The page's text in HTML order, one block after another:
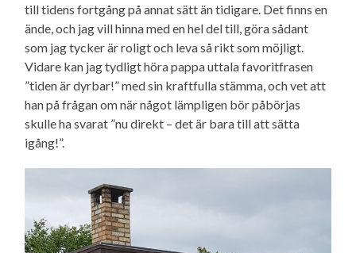
till tidens fortgång på annat sätt än tidigare. Det finns en
ände, och jag vill hinna med en hel del till, göra sådant
som jag tycker är roligt och leva så rikt som möjligt.
Vidare kan jag tydligt höra pappa uttala favoritfrasen
”tiden är dyrbar!” med sin kraftfulla stämma, och vet att
han på frågan om när något lämpligen bör påbörjas
skulle ha svarat ”nu direkt – det är bara till att sätta
igång!”.